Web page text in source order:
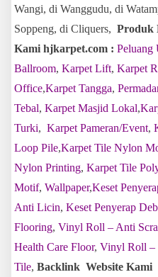
Wangi, di Wanggudu, di
Soppeng, di Cliquers, Produk
Kami hjkarpet.com : Peluang
Ballroom, Karpet Lift, Karpet
Office,Karpet Tangga,
Tebal, Karpet Masjid Lokal,
Turki, Karpet Pameran/Event,
Loop Pile,Karpet Tile Nylon
Nylon Printing, Karpet Tile
Motif, Wallpaper,Keset
Anti Licin, Keset Penyerap
Flooring, Vinyl Roll – Anti
Health Care Floor, Vinyl Roll –
Tile, Backlink Website Kami